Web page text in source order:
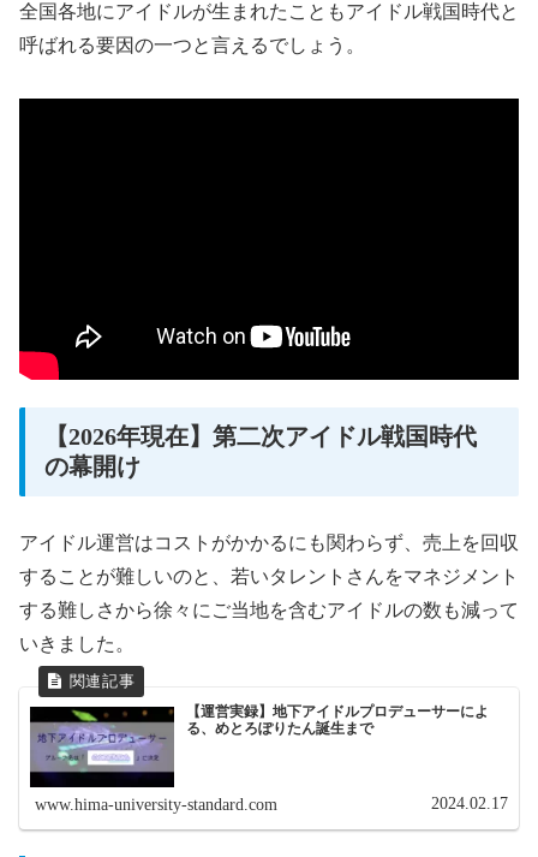
全国各地にアイドルが生まれたこともアイドル戦国時代と
呼ばれる要因の一つと言えるでしょう。
【2026年現在】第二次アイドル戦国時代
の幕開け
アイドル運営はコストがかかるにも関わらず、売上を回収
することが難しいのと、若いタレントさんをマネジメント
する難しさから徐々にご当地を含むアイドルの数も減って
いきました。
【運営実録】地下アイドルプロデューサーによ
る、めとろぽりたん誕生まで
www.hima-university-standard.com 2024.02.17